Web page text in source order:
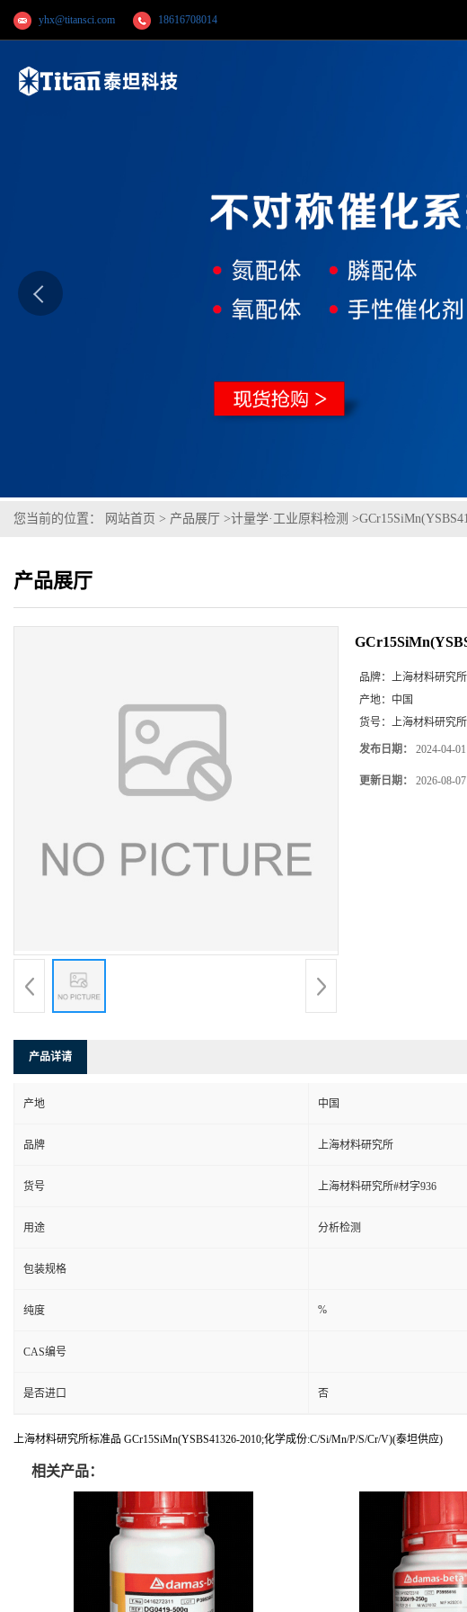
yhx@titansci.com 18616708014
您当前的位置： 网站首页 > 产品展厅 >计量学·工业原料检测 >
产品展厅
品牌：
上海材料研究所
产地： 中国
货号：
上海材料研究
发布日期： 2024-04-01
更新日期： 2026-08-07
产品详请
产地 中国
品牌 上海材料研究所
货号 上海材料研究所#材字936
用途 分析检测
包装规格
纯度 %
CAS编号
是否进口 否
上海材料研究所标准品 GCr15SiMn(YSBS41326-2010;化学成份:C/Si/Mn/P/S/Cr/V)(泰坦供应)
相关产品：